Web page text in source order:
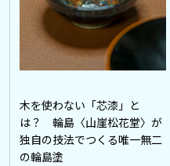
木を使わない「芯漆」と
は？ 輪島〈山崖松花堂〉が
独自の技法でつくる唯一無二
の輪島塗